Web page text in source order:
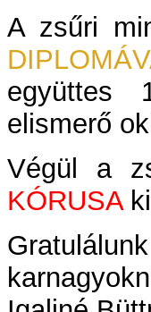
A zsűri
együttes
elismerő
Végül a
KÓRUSA